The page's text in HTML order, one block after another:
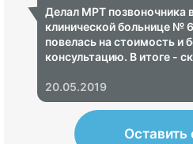
Делал МРТ позвоночника
клинической больнице №
повелась на стоимость и
консультацию. В итоге -
на 68 000 рублей.
итог - МРТ не
переделывать в другом
что ничего страшного нет.
20.05.2019
Оставить